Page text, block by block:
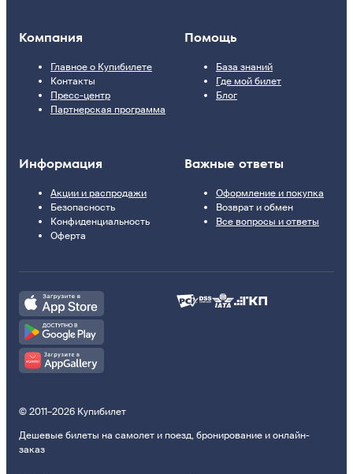
Компания
Главное о Купибилете
Контакты
Пресс-центр
Партнерская программа
Помощь
База знаний
Где мой билет
Блог
Информация
Акции и распродажи
Безопасность
Конфиденциальность
Оферта
Важные ответы
Оформление и покупка
Возврат и обмен
Все вопросы и ответы
© 2011–2026 Купибилет
Дешевые билеты на самолет и поезд, бронирование и онлайн-
заказ